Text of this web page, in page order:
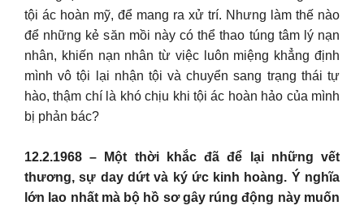
tội ác hoàn mỹ, để mang ra xử trí. Nhưng làm thế nào
để những kẻ săn mồi này có thể thao túng tâm lý nạn
nhân, khiến nạn nhân từ việc luôn miệng khẳng định
mình vô tội lại nhận tội và chuyển sang trạng thái tự
hào, thậm chí là khó chịu khi tội ác hoàn hảo của mình
bị phản bác?
12.2.1968 – Một thời khắc đã để lại những vết
thương, sự day dứt và ký ức kinh hoàng. Ý nghĩa
lớn lao nhất mà bộ hồ sơ gây rúng động này muốn